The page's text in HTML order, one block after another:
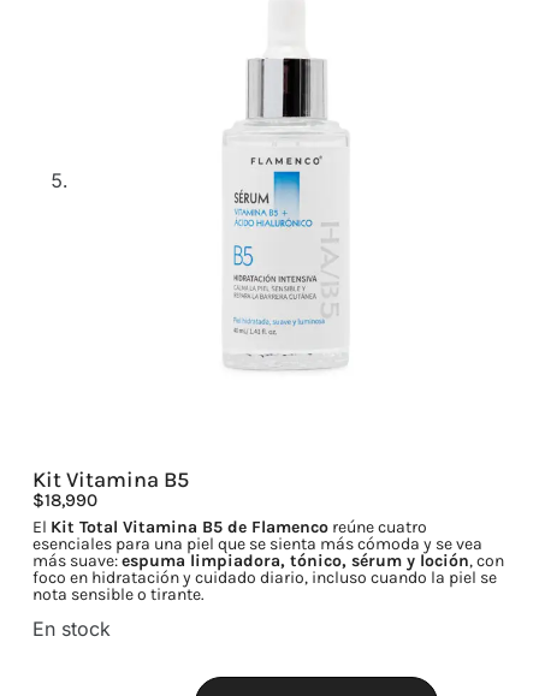
Kit Vitamina B5
$18,990
El Kit Total Vitamina B5 de Flamencoreúne cuatro
esenciales para una piel que se sienta más cómoda y se vea
más suave:espuma limpiadora, tónico, sérum y loción, con
foco en hidratación y cuidado diario, incluso cuando la piel se
nota sensible o tirante.
En stock